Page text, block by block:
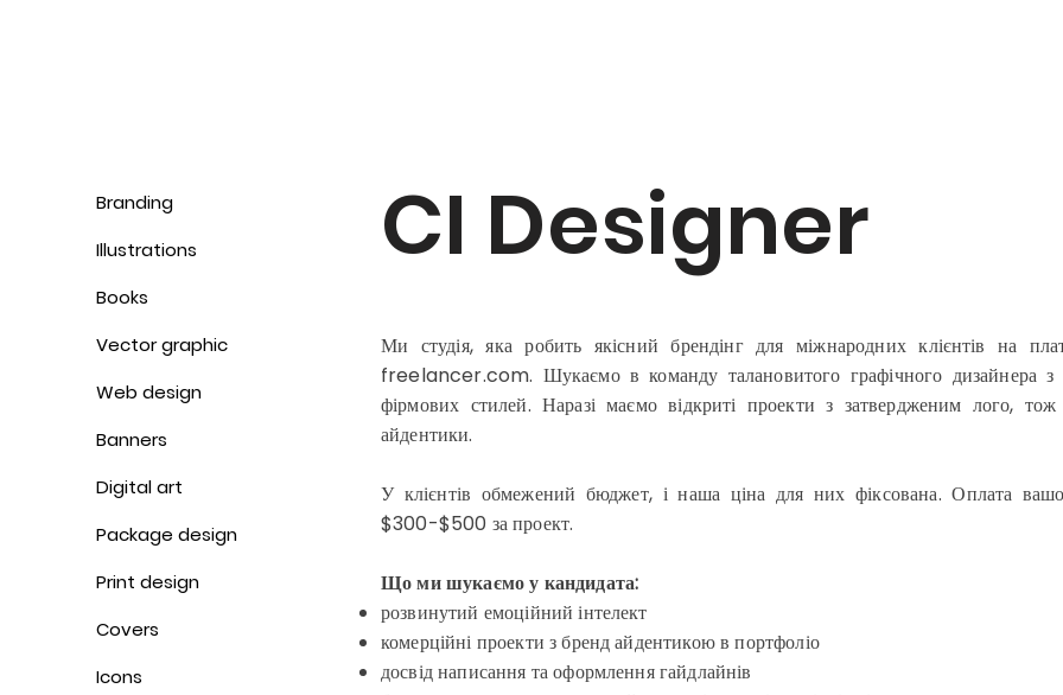
Branding
Illustrations
Books
Vector graphic
Web design
Banners
Digital art
Package design
Print design
Covers
Icons
CI Designer
Ми студія, яка робить якісний брендінг для міжнародних клієнтів на
freelancer.com. Шукаємо в команду талановитого графічного дизайнера з
фірмових стилей. Наразі маємо відкриті проекти з затвердженим лого,
айдентики.
У клієнтів обмежений бюджет, і наша ціна для них фіксована. Оплата
$300-$500 за проект.
Що ми шукаємо у кандидата:
розвинутий емоційний інтелект
комерційні проекти з бренд айдентикою в портфоліо
досвід написання та оформлення гайдлайнів